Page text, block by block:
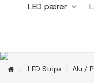
LED pærer
LED Strips Alu /